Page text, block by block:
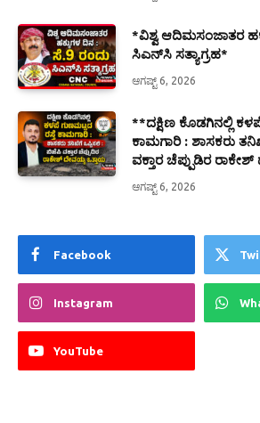
*ವಿಶ್ವ ಆದಿಮಸಂಜಾತರ
ಸಿಎನ್‌ಸಿ ಸತ್ಯಾಗ್ರಹ*
ಆಗಷ್ಟ್ 6, 2026
**ದಕ್ಷಿಣ ಕೊಡಗಿನಲ್ಲಿ
ಕಾಮಗಾರಿ : ಶಾಸಕರು
ವಕ್ತಾರ ಚೆಪ್ಪುಡಿರ
ಆಗಷ್ಟ್ 6, 2026
Facebook
Instagram
YouTube